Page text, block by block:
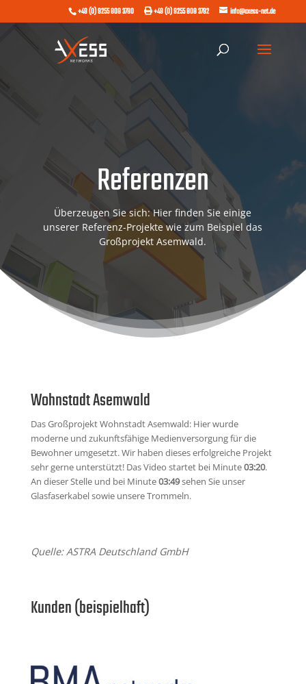
+49 (0) 9255 808 3780 +49 (0) 9255 808 3782 info@axess-net.de
Referenzen
Überzeugen Sie sich: Hier finden Sie einige
unserer Referenz-Projekte wie zum Beispiel das
Großprojekt Asemwald.
Wohnstadt Asemwald
Das Großprojekt Wohnstadt Asemwald: Hier wurde
moderne und zukunftsfähige Medienversorgung für die
Bewohner umgesetzt. Wir haben dieses erfolgreiche Projekt
sehr gerne unterstützt! Das Video startet bei Minute03:20.
An dieser Stelle und bei Minute03:49sehen Sie unser
Glasfaserkabel sowie unsere Trommeln.
Quelle: ASTRA Deutschland GmbH
Kunden (beispielhaft)